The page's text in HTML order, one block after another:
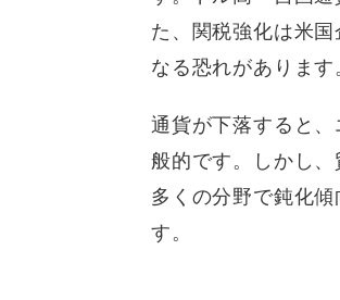
た、関税強化は米
なる恐れがあります
通貨が下落すると
般的です。しかし
多くの分野で鈍化
す。